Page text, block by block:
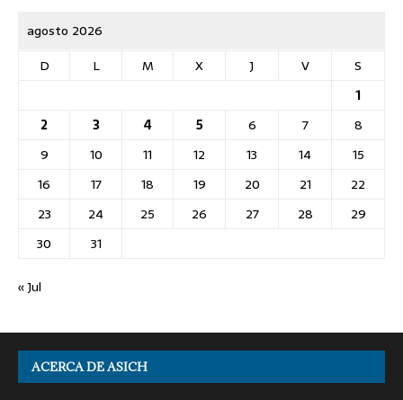
agosto 2026
D
L M X J V
S
1
2
3 4 5 6 7
8
9
10 11 12 13 14
15
16
17 18 19 20 21
22
23
24 25 26 27 28
29
30
31
« Jul
ACERCA DE ASICH